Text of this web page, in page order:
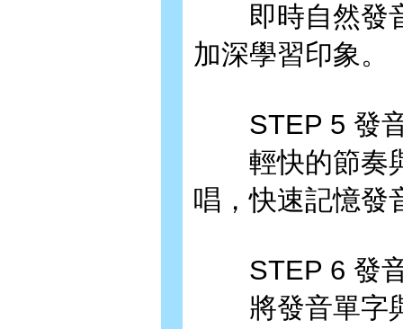
即時自然發音
加深學習印象。
STEP 5 發
輕快的節奏與
唱，快速記憶發
STEP 6 發
將發音單字與